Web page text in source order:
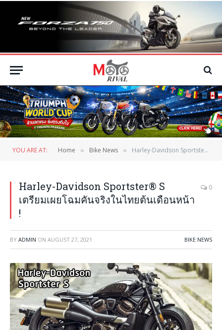
YOU ARE AT: Home » Bike News » Harley-Davidson Sportster® S เตรียมเผยโฉมคันจริงในไทยต้นเดือนหน้า !
Harley-Davidson Sportster® S
เตรียมเผยโฉมคันจริงในไทยต้นเดือนหน้า
!
0
BY ADMIN ON AUGUST 27, 2021 BIKE NEWS